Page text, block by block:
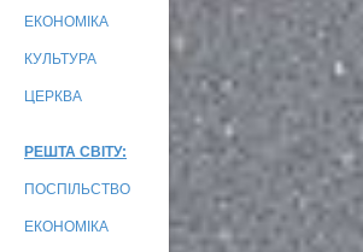
ЕКОНОМІКА
КУЛЬТУРА
ЦЕРКВА
РЕШТА СВІТУ:
ПОСПІЛЬСТВО
ЕКОНОМІКА